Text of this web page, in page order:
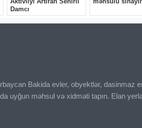
Bakida evler, obyektlər, dasinmaz
uyğun məhsul və xidməti tapın. Elan